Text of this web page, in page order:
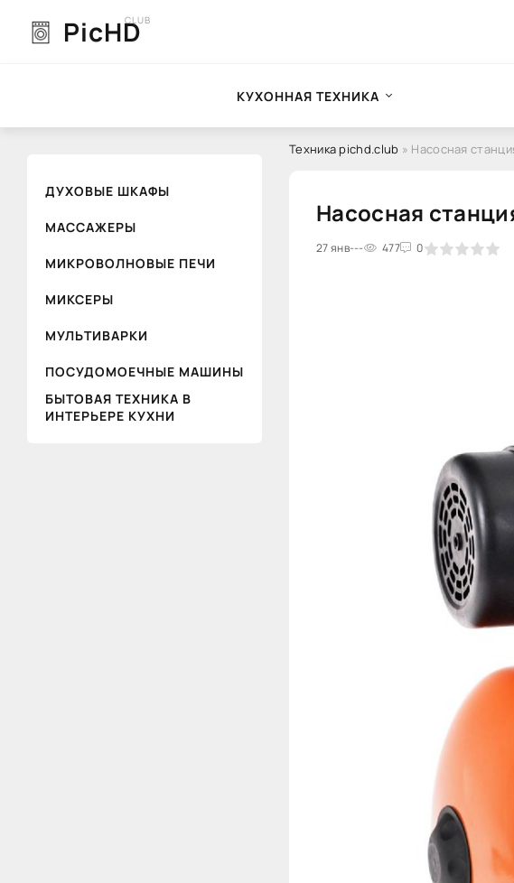
PicHD
CLUB
КУХОННАЯ ТЕХНИКА
ДУХОВЫЕ ШКАФЫ
МАССАЖЕРЫ
МИКРОВОЛНОВЫЕ ПЕЧИ
МИКСЕРЫ
МУЛЬТИВАРКИ
ПОСУДОМОЕЧНЫЕ МАШИНЫ
БЫТОВАЯ ТЕХНИКА В
ИНТЕРЬЕРЕ КУХНИ
Техника pichd.club » Насосная
Насосная
27 янв--- 477 0
1 2 3 4 5